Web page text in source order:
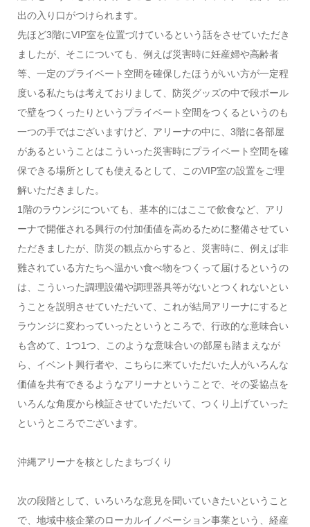
出の入り口がつけられます。
先ほど3階にVIP室を位置づけているという話をさせていただき
ましたが、そこについても、例えば災害時に妊産婦や高齢者
等、一定のプライベート空間を確保したほうがいい方が一定程
度いる私たちは考えておりまして、防災グッズの中で段ボール
で壁をつくったりというプライベート空間をつくるというのも
一つの手ではございますけど、アリーナの中に、3階に各部屋
があるということはこういった災害時にプライベート空間を確
保できる場所としても使えるとして、このVIP室の設置をご理
解いただきました。
1階のラウンジについても、基本的にはここで飲食など、アリ
ーナで開催される興行の付加価値を高めるために整備させてい
ただきましたが、防災の観点からすると、災害時に、例えば非
難されている方たちへ温かい食べ物をつくって届けるというの
は、こういった調理設備や調理器具等がないとつくれないとい
うことを説明させていただいて、これが結局アリーナにすると
ラウンジに変わっていったというところで、行政的な意味合い
も含めて、1つ1つ、このような意味合いの部屋も踏まえなが
ら、イベント興行者や、こちらに来ていただいた人がいろんな
価値を共有できるようなアリーナということで、その妥協点を
いろんな角度から検証させていただいて、つくり上げていった
というところでございます。
沖縄アリーナを核としたまちづくり
次の段階として、いろいろな意見を聞いていきたいということ
で、地域中核企業のローカルイノベーション事業という、経産